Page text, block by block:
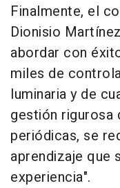
Finalmente, el
Dionisio
abordar con
miles de
luminaria y de
gestión rigurosa
periódicas, se
aprendizaje que
experiencia".